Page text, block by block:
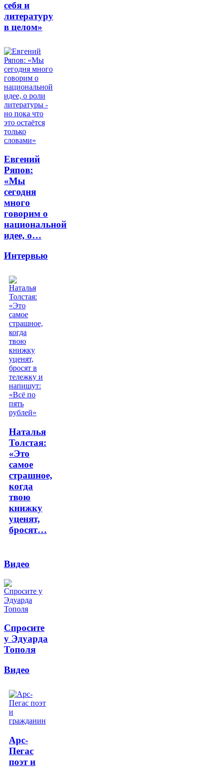
себя и
литературу
в целом»
Евгений
Ряпов:
«Мы
сегодня
много
говорим о
национальной
идее, о…
Интервью
Наталья
Толстая:
«Это
самое
страшное,
когда
твою
книжку
уценят,
бросят…
Видео
Спросите
у Эдуарда
Тополя
Видео
Арс-
Пегас
поэт и